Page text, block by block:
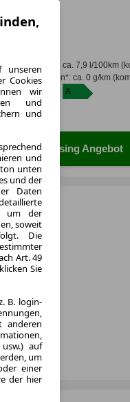
Leasingfaktor
Kraftstoffverbr.¹: ca. 7,9 l/100km
CO2-Emissionen*: ca. 0 g/km
Effizienzklasse: A
Zum Leasing Angebot
unseren
Cookies
wir
und
und
und
unten
und der
Daten
um der
soweit
Die
Art. 49
Sie
B. login-
anderen
auf
um
einer
der hier